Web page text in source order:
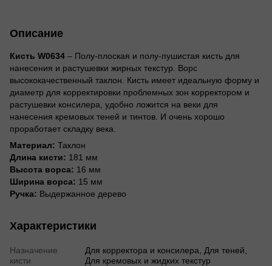
Описание
Кисть W0634 – Полу-плоская и полу-пушистая кисть для
нанесения и растушевки жирных текстур. Ворс
высококачественный таклон. Кисть имеет идеальную форму и
диаметр для корректировки проблемных зон корректором и
растушевки консилера, удобно ложится на веки для
нанесения кремовых теней и тинтов. И очень хорошо
проработает складку века.
Материал: Таклон
Длина кисти: 181 мм
Высота ворса: 16 мм
Ширина ворса: 15 мм
Ручка: Выдержанное дерево
Характеристики
Назначение
кисти
Для корректора и консилера, Для теней,
Для кремовых и жидких текстур